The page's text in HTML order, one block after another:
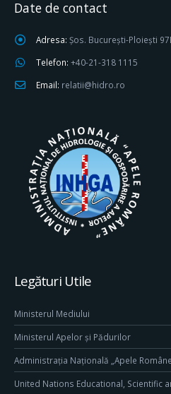
Date de contact
Adresa: Șos. București-Ploiești
Telefon: +40-21-318 1115
Email: relatii@hidro.ro
Legături Utile
Ministerul Mediului
Ministerul Apelor și Pădurilor
Administrația Națională „Apele
United Nations Educational, Scientific